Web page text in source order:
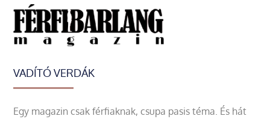
VADÍTÓ VERDÁK
Egy magazin csak férfiaknak, csupa pasis téma. És hát